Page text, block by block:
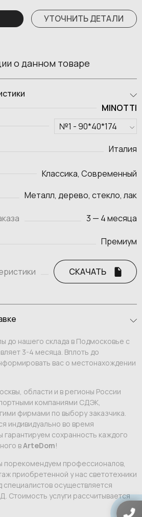
УТОЧНИТЬ ДЕТАЛИ
о данном товаре
MINOTTI
Италия
Классика, Современный
Металл, дерево, стекло, лак
3 — 4 месяца
Премиум
СКАЧАТЬ
до нашего склада в Подмосковье с
3-4 месяца. Вплоть до
вас о местонахождении
области и в регионы России
компаниями СДЭК,
фирмами по выбору заказчика.
индивидуально во время
сохранность каждого
вArteDom!
порекомендуем профессионалов,
приобретенной у нас светотехники
осуществляется
Стоимость услуги рассчитывается